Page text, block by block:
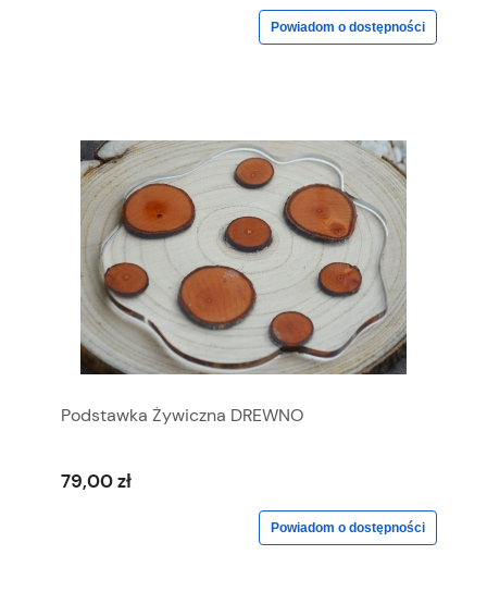
Powiadom o dostępności
Podstawka Żywiczna DREWNO
79,00 zł
Powiadom o dostępności